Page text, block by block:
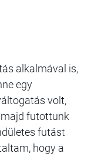
alkalmával is,
egy
volt,
majd futottunk
futást
hogy a